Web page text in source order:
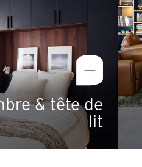
& tête de
lit